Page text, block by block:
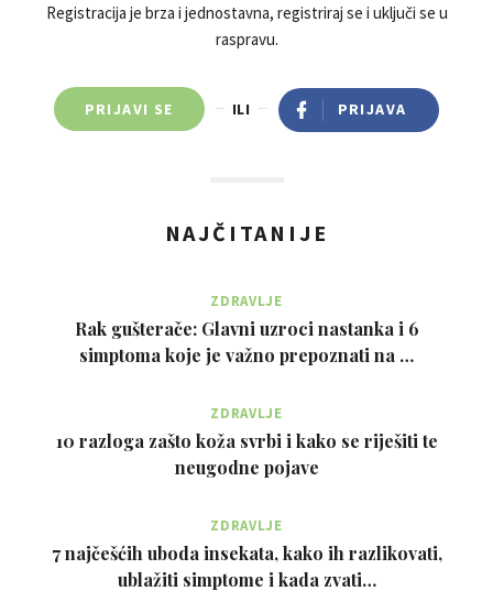
Registracija je brza i jednostavna, registriraj se i uključi se u
raspravu.
PRIJAVI SE ILI PRIJAVA
NAJČITANIJE
ZDRAVLJE
Rak gušterače: Glavni uzroci nastanka i 6
simptoma koje je važno prepoznati na …
ZDRAVLJE
10 razloga zašto koža svrbi i kako se riješiti te
neugodne pojave
ZDRAVLJE
7 najčešćih uboda insekata, kako ih razlikovati,
ublažiti simptome i kada zvati…